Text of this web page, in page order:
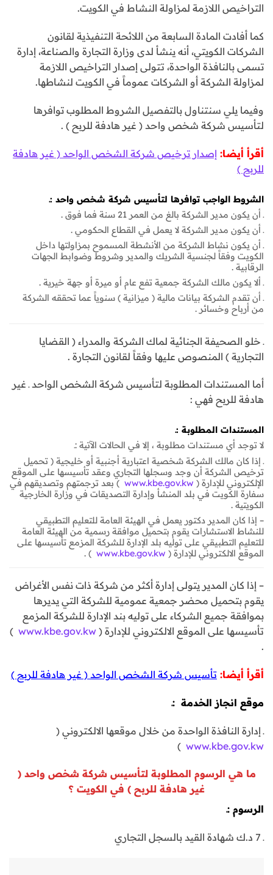
التراخيص اللازمة لمزاولة النشاط في الكويت.
كما أفادت المادة السابعة من اللائحة التنفيذية لقانون
الشركات الكويتي، أنه ينشأ لدى وزارة التجارة والصناعة، إدارة
تسمى بالنافذة الواحدة، تتولى إصدار التراخيص اللازمة
لمزاولة الشركة أو الشركات عموماً في الكويت لنشاطها.
وفيما يلي سنتناول بالتفصيل الشروط المطلوب توافرها
لتأسيس شركة شخص واحد ( غير هادفة للربح ) .
أقرأ أيضا: إصدار ترخيص شركة الشخص الواحد ( غير هادفة
للربح )
الشروط الواجب توافرها لتأسيس شركة شخص واحد :ـ
ـ أن يكون مدير الشركة بالغ من العمر 21 سنة فما فوق .
ـ أن يكون مدير الشركة لا يعمل في القطاع الحكومي .
ـ أن يكون نشاط الشركة من الأنشطة المسموح بمزاولتها داخل
الكويت وفقاً لجنسية الشريك والمدير وشروط وضوابط الجهات
الرقابية .
ـ ألا يكون مالك الشركة جمعية تفع عام أو ميرة أو جهة خيرية .
ـ أن تقدم الشركة بيانات مالية ( ميزانية ) سنوياً عما تحققه الشركة
من أرباح وخسائر .
ـ خلو الصحيفة الجنائية لماك الشركة والمدراء ( القضايا
التجارية ) المنصوص عليها وفقاً لقانون التجارة .
أما المستندات المطلوبة لتأسيس شركة الشخص الواحد ـ غير
هادفة للربح فهي :
المستندات المطلوبة :ـ
لا توجد أي مستندات مطلوبة ، إلا في الحالات الآتية :ـ
ـ إذا كان مالك الشركة شخصية اعتبارية أجنبية أو خليجية ( تحميل
ترخيص الشركة أن وجد وسجلها التجاري وعقد تأسيسها على الموقع
الإلكتروني للإدارة ( www.kbe.gov.kw ) بعد ترجمتهم وتصديقهم في
سفارة الكويت في بلد المنشأ وإدارة التصديقات في وزارة الخارجية
الكويتية .
– إذا كان المدير دكتور يعمل في الهيئة العامة للتعليم التطبيقي
للنشاط الاستشارات يقوم بتحميل موافقة رسمية من الهيئة العامة
للتعليم التطبيقي على توليه بلد الإدارة للشركة المزمع تأسيسها على
الموقع الالكتروني للإدارة ( www.kbe.gov.kw
) .
– إذا كان المدير يتولى إدارة أكثر من شركة ذات نفس الأغراض
يقوم بتحميل محضر جمعية عمومية للشركة التي يديرها
بموافقة جميع الشركاء على توليه بند الإدارة للشركة المزمع
تأسيسها على الموقع الالكتروني للإدارة ( www.kbe.gov.kw
)
.
أقرأ أيضا: تأسيس شركة الشخص الواحد ( غير هادفة للربح )
موقع انجاز الخدمة :ـ
ـ إدارة النافذة الواحدة من خلال موقعها الالكتروني (
www.kbe.gov.kw
)
ما هي الرسوم المطلوبةلتأسيس شركة شخص واحد (
غير هادفة للربح ) في الكويت ؟
الرسوم :ـ
ـ 7 د.ك شهادة القيد بالسجل التجاري